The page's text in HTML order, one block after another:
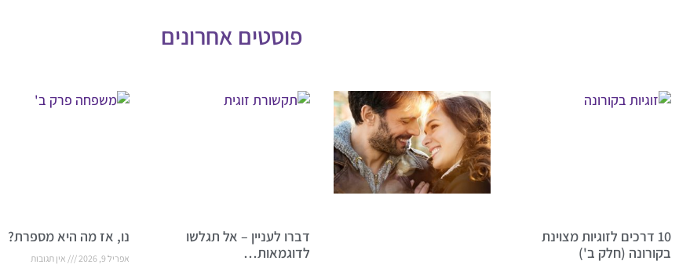
פוסטים אחרונים
10 דרכים לזוגיות מצוינת
בקורונה (חלק ב')
דברו לעניין – אל תגלשו
לדוגמאות…
נו, אז מה היא מספרת?
אפריל 9, 2026 אין תגובות